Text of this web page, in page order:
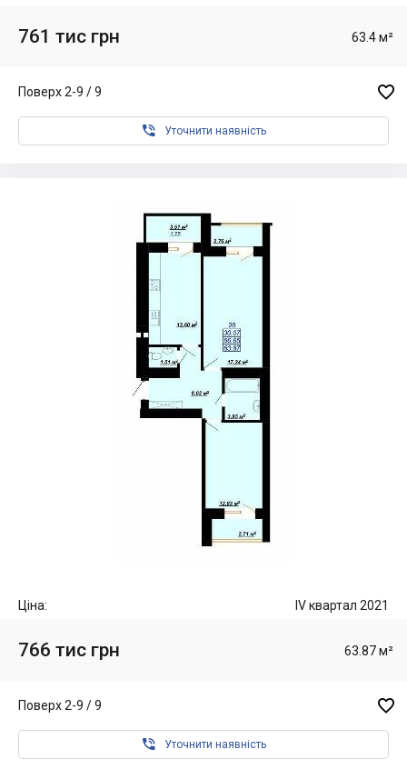
761 тис грн 63.4 м²
Поверх 2-9 / 9 
 Уточнити наявність
Ціна: IV квартал 2021
766 тис грн 63.87 м²
Поверх 2-9 / 9 
 Уточнити наявність